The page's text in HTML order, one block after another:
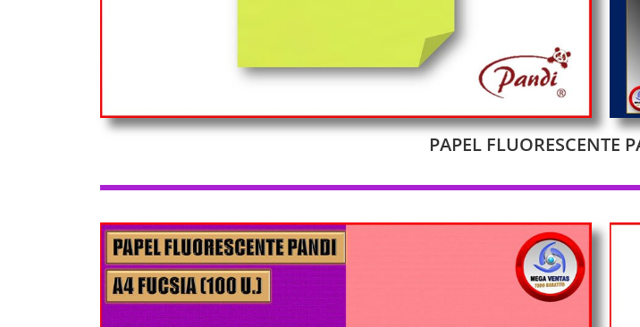
PAPEL FLUORESCENTE